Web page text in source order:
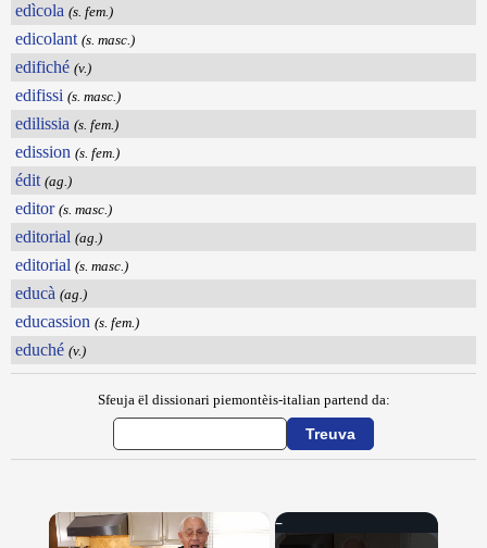
edìcola (s. fem.)
edicolant (s. masc.)
edifiché (v.)
edifissi (s. masc.)
edilissia (s. fem.)
edission (s. fem.)
édit (ag.)
editor (s. masc.)
editorial (ag.)
editorial (s. masc.)
educà (ag.)
educassion (s. fem.)
eduché (v.)
Sfeuja ël dissionari piemontèis-italian partend da: